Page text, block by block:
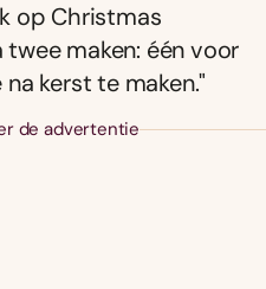
op Christmas
maken: één voor
kerst te maken."
de advertentie